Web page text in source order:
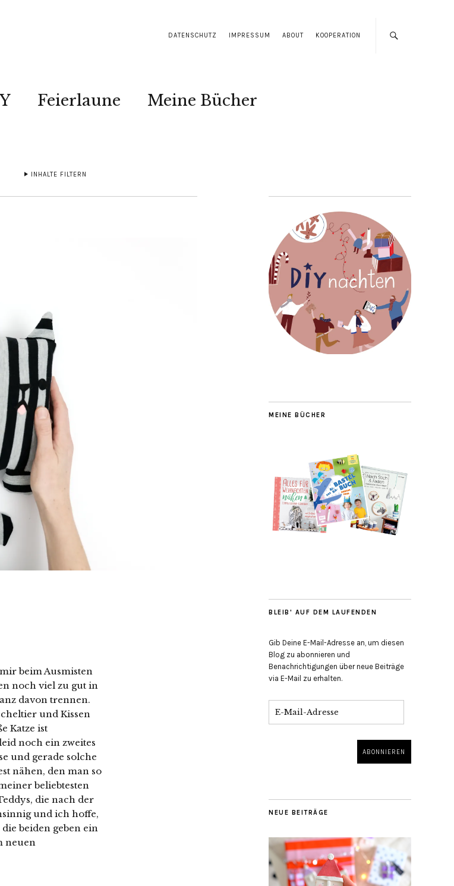
DATENSCHUTZ IMPRESSUM ABOUT KOOPERATION
Feierlaune Meine Bücher
INHALTE FILTERN
beim Ausmisten
noch viel zu gut in
davon trennen.
und Kissen
Katze ist
noch ein zweites
und gerade solche
nähen, den man so
beliebtesten
die nach der
und ich hoffe,
beiden geben ein
neuen
MEINE BÜCHER
BLEIB' AUF DEM LAUFENDEN
Gib Deine E-Mail-Adresse an, um diesen
Blog zu abonnieren und
Benachrichtigungen über neue Beiträge
via E-Mail zu erhalten.
NEUE BEITRÄGE